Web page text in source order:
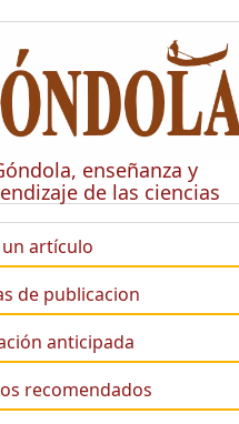
enseñanza y
de las ciencias
un artículo
de publicacion
anticipada
recomendados